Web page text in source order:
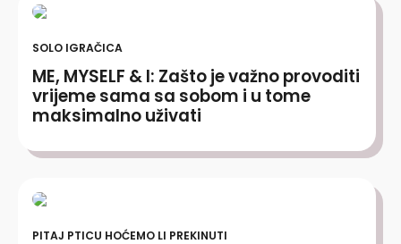
SOLO IGRAČICA
ME, MYSELF & I: Zašto je važno provoditi
vrijeme sama sa sobom i u tome
maksimalno uživati
PITAJ PTICU HOĆEMO LI PREKINUTI